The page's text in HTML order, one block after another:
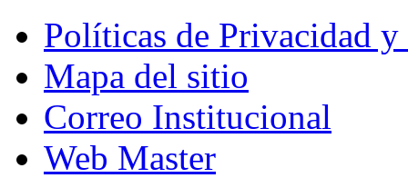
Políticas de Privacidad
Mapa del sitio
Correo Institucional
Web Master